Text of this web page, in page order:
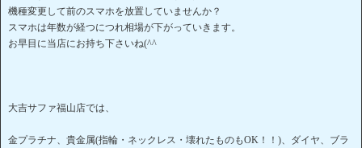
機種変更して前のスマホを放置していませんか？
スマホは年数が経つにつれ相場が下がっていきます。
お早目に当店にお持ち下さいね(^^
大吉サファ福山店では、
金プラチナ、貴金属(指輪・ネックレス・壊れたものもOK！！)、ダイヤ、ブラ